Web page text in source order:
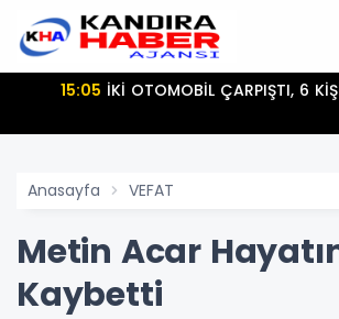
15:05 İKİ OTOMOBİL ÇARPIŞTI, 6
Anasayfa VEFAT
Metin Acar
Kaybetti